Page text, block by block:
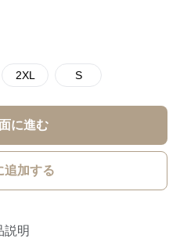
2XL S
に進む
追加する
説明